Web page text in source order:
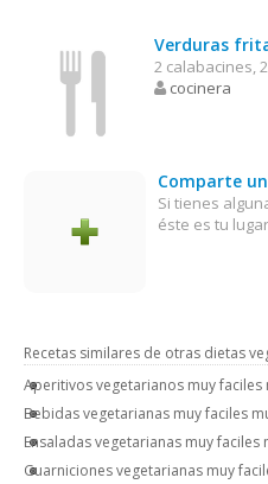
Verduras
2 calabacines,
cocinera
Comparte
Si tienes
éste es tu lugar
Recetas similares de otras dietas
Aperitivos vegetarianos muy faciles
Bebidas vegetarianas muy faciles
Ensaladas vegetarianas muy faciles
Guarniciones vegetarianas muy